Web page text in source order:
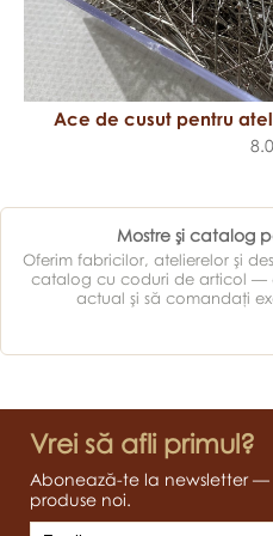
Ace de cusut pentru
Mostre şi catalog
Oferim fabricilor, atelierelor şi
catalog cu coduri de articol —
actual şi să comandaţi
Vrei să afli primul?
Abonează-te la newsletter —
produse noi.